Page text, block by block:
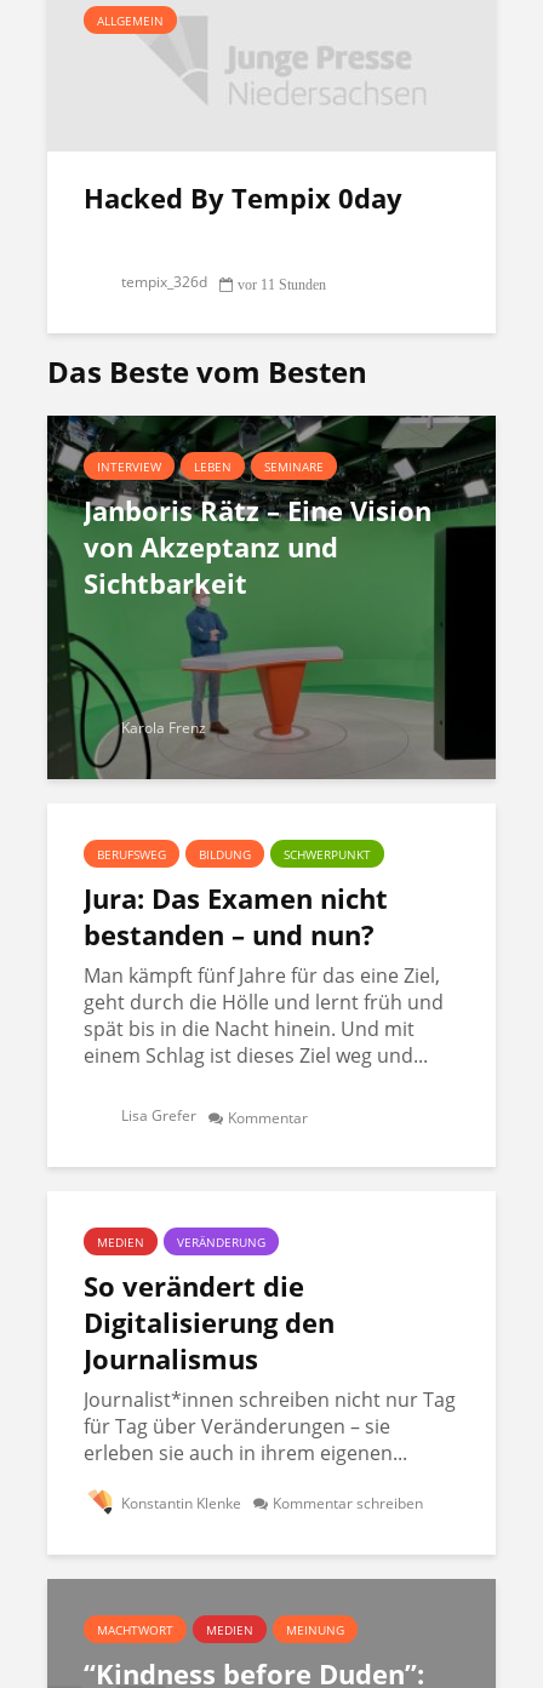
ALLGEMEIN
Hacked By Tempix 0day
tempix_326d vor 11 Stunden
Das Beste vom Besten
INTERVIEW LEBEN SEMINARE
Janboris Rätz – Eine Vision
von Akzeptanz und
Sichtbarkeit
Karola Frenz
BERUFSWEG BILDUNG SCHWERPUNKT
Jura: Das Examen nicht
bestanden – und nun?
Man kämpft fünf Jahre für das eine Ziel,
geht durch die Hölle und lernt früh und
spät bis in die Nacht hinein. Und mit
einem Schlag ist dieses Ziel weg und...
Lisa Grefer Kommentar
MEDIEN VERÄNDERUNG
So verändert die
Digitalisierung den
Journalismus
Journalist*innen schreiben nicht nur Tag
für Tag über Veränderungen – sie
erleben sie auch in ihrem eigenen...
Konstantin Klenke Kommentar schreiben
MACHTWORT MEDIEN MEINUNG
“Kindness before Duden”: